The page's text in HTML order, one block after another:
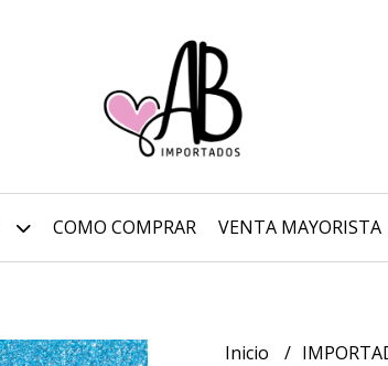
COMO COMPRAR VENTA MAYORISTA
Inicio